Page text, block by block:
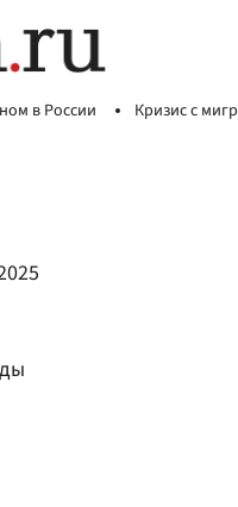
в России Кризис с